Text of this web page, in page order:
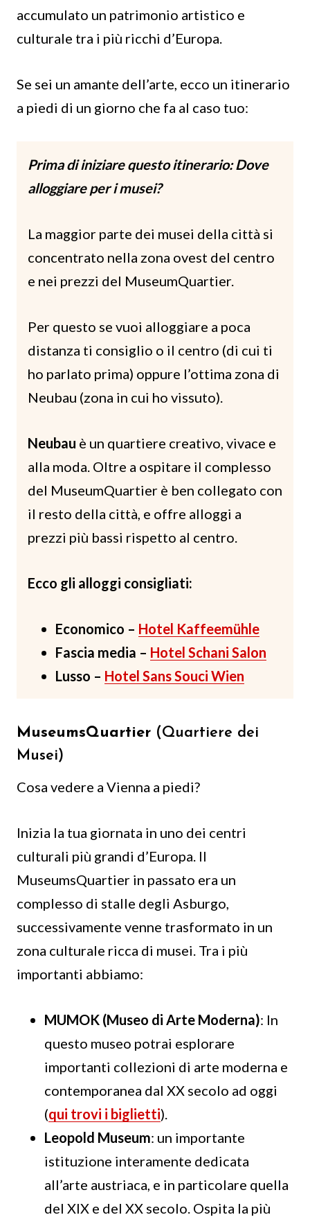
accumulato un patrimonio artistico e
culturale tra i più ricchi d’Europa.
Se sei un amante dell’arte, ecco un itinerario
a piedi di un giorno che fa al caso tuo:
Prima di iniziare questo itinerario: Dove
alloggiare per i musei?
La maggior parte dei musei della città si
concentrato nella zona ovest del centro
e nei prezzi del MuseumQuartier.
Per questo se vuoi alloggiare a poca
distanza ti consiglio o il centro (di cui ti
ho parlato prima) oppure l’ottima zona di
Neubau (zona in cui ho vissuto).
Neubau è un quartiere creativo, vivace e
alla moda. Oltre a ospitare il complesso
del MuseumQuartier è ben collegato con
il resto della città, e offre alloggi a
prezzi più bassi rispetto al centro.
Ecco gli alloggi consigliati:
Economico – Hotel Kaffeemühle
Fascia media – Hotel Schani Salon
Lusso – Hotel Sans Souci Wien
MuseumsQuartier (Quartiere dei
Musei)
Cosa vedere a Vienna a piedi?
Inizia la tua giornata in uno dei centri
culturali più grandi d’Europa. Il
MuseumsQuartier in passato era un
complesso di stalle degli Asburgo,
successivamente venne trasformato in un
zona culturale ricca di musei. Tra i più
importanti abbiamo:
MUMOK (Museo di Arte Moderna): In
questo museo potrai esplorare
importanti collezioni di arte moderna e
contemporanea dal XX secolo ad oggi
(qui trovi i biglietti).
Leopold Museum: un importante
istituzione interamente dedicata
all’arte austriaca, e in particolare quella
del XIX e del XX secolo. Ospita la più